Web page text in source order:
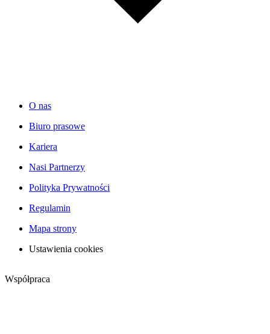
O nas
Biuro prasowe
Kariera
Nasi Partnerzy
Polityka Prywatności
Regulamin
Mapa strony
Ustawienia cookies
Współpraca